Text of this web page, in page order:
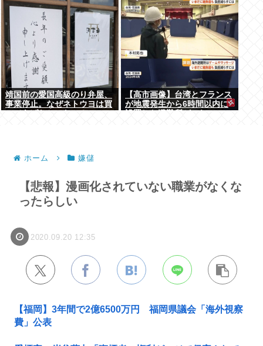
靖国前の愛国高級のり弁屋、
事業停止。なぜネトウヨは買
【高市画像】台湾とフランス
が地震発生から6時間以内に
ホーム 嫌儲
【悲報】漫画化されていない職業がなくな
ったらしい
2020.09.20 12:35
【福岡】3年間で2億6500万円 福岡県議会「海外視察
費」公表